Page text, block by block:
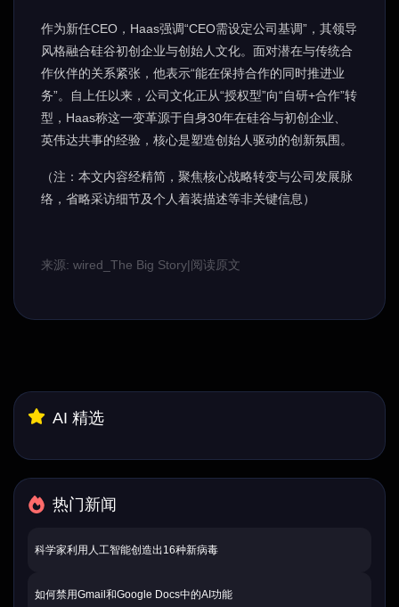
作为新任CEO，Haas强调“CEO需设定公司基调”，其领导
风格融合硅谷初创企业与创始人文化。面对潜在与传统合
作伙伴的关系紧张，他表示“能在保持合作的同时推进业
务”。自上任以来，公司文化正从“授权型”向“自研+合作”转
型，Haas称这一变革源于自身30年在硅谷与初创企业、
英伟达共事的经验，核心是塑造创始人驱动的创新氛围。
（注：本文内容经精简，聚焦核心战略转变与公司发展脉
络，省略采访细节及个人着装描述等非关键信息）
来源: wired_The Big Story|阅读原文
AI 精选
热门新闻
科学家利用人工智能创造出16种新病毒
如何禁用Gmail和Google Docs中的AI功能